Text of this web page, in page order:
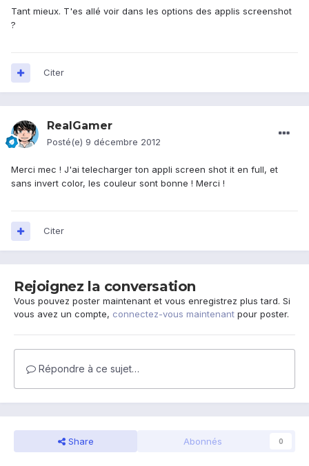
Tant mieux. T'es allé voir dans les options des applis screenshot
?
Citer
RealGamer
Posté(e) 9 décembre 2012
Merci mec ! J'ai telecharger ton appli screen shot it en full, et
sans invert color, les couleur sont bonne ! Merci !
Citer
Rejoignez la conversation
Vous pouvez poster maintenant et vous enregistrez plus tard. Si
vous avez un compte, connectez-vous maintenant pour poster.
Répondre à ce sujet…
Share Abonnés 0